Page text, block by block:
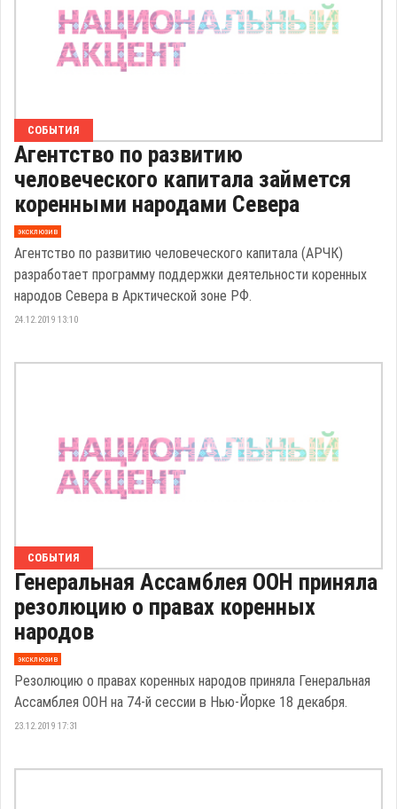
СОБЫТИЯ
Агентство по развитию
человеческого капитала займется
коренными народами Севера
эксклюзив
Агентство по развитию человеческого капитала (АРЧК)
разработает программу поддержки деятельности коренных
народов Севера в Арктической зоне РФ.
24.12.2019 13:10
СОБЫТИЯ
Генеральная Ассамблея ООН приняла
резолюцию о правах коренных
народов
эксклюзив
Резолюцию о правах коренных народов приняла Генеральная
Ассамблея ООН на 74-й сессии в Нью-Йорке 18 декабря.
23.12.2019 17:31